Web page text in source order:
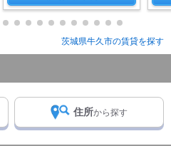
茨城県牛久市の賃貸を探す
住所から探す